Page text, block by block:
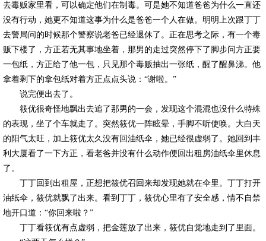
去毒贩家里看，可以确定他们在制毒。可是她不知道爸爸为什么一直还
没有行动，她更不知道这事为什么是爸爸一个人在做。明明上次跟丁丁
去警局问的时候那个警察说老爸已经退休了。正在思考之际，有一个毒
贩下楼了，方正若无其事地坐着，那男的走过突然停下了脚步问方正要
一包纸，方正给了他一包，只见那个毒贩抽出一张纸，醒了醒鼻涕。他
拿着剩下的拿包纸对着方正点点头说：“谢啦。”
说完便出去了。
筱优很奇怪地飘出去追了那男的一会，发现这个混混也没什么特殊
的表现，坐了个车就走了。突然筱优一阵眩晕，手脚不听使唤。大白天
的阳气太旺，加上筱优太久没有回油纸伞，她已经很虚弱了。她回到丰
利大厦看了一下方正，看老爸并没有什么动作便回出租房油纸伞里休息
了。
丁丁回到出租屋，正想把筱优召回来却发现她就在伞里。丁丁打开
油纸伞，筱优就飘了出来。看到丁丁，筱优心里有了安全感，情不自禁
地开口道：“你回来啦？”
丁丁看筱优有点虚弱，把金莲放了出来，筱优自觉地走到了里面。